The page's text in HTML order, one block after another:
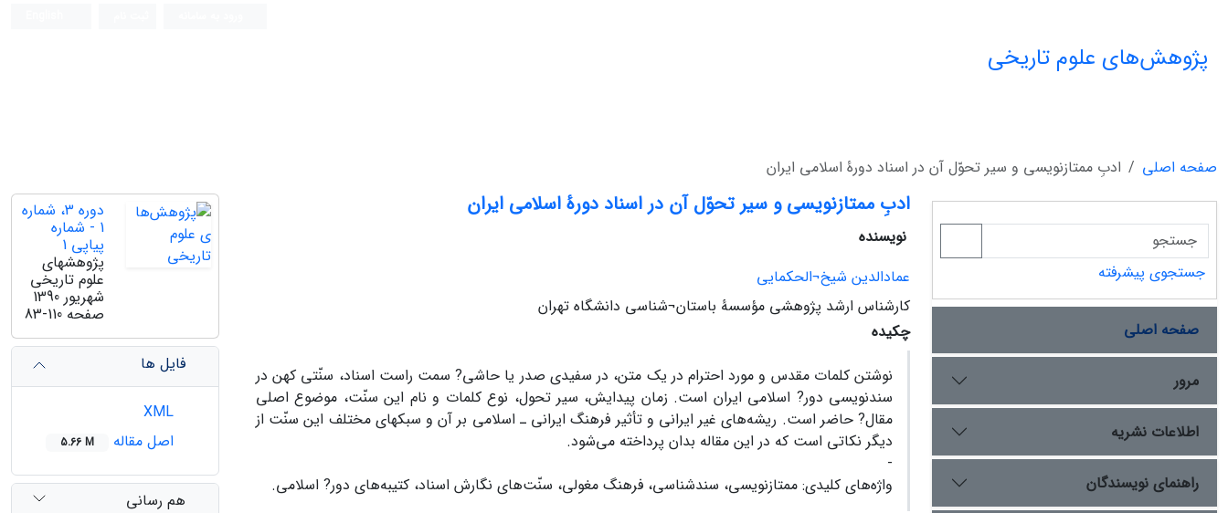
پژوهش‌های علوم تاریخی
صفحه اصلی ادبِ ممتازنویسی و سیر تحوّل آن در اسناد ‌دورۀ اسلامی ایران
ادبِ ممتازنویسی و سیر تحوّل آن در اسناد ‌دورۀ اسلامی ایران
نویسنده
عمادالدین شیخ¬الحکمایی
کارشناس ارشد پژوهشی مؤسسۀ باستان¬شناسی دانشگاه تهران
چکیده
نوشتن کلمات مقدس و مورد احترام در یک متن، در سفیدی صدر یا حاشی? سمت راست اسناد، سنّتی کهن در
سندنویسی دور? اسلامی ایران است. زمان پیدایش، سیر تحول، نوع کلمات و نام این سنّت، موضوع اصلی
مقال? حاضر است. ریشه‌های غیر ایرانی و تأثیر فرهنگ ایرانی ـ اسلامی بر آن و سبکهای مختلف این سنّت از
دیگر نکاتی است که در این مقاله بدان پرداخته می‌شود.
-
واژه‌های کلیدی: ممتازنویسی، سندشناسی، فرهنگ مغولی، سنّت‌های نگارش اسناد، کتیبه‌های دور? اسلامی.
دوره 3، شماره
1 - شماره
پیاپی 1
پژوهشهای
علوم تاریخی
شهریور 1390
صفحه 83-110
فایل ها
اصل مقاله
5.66 M
هم رسانی
جستجوی پیشرفته
صفحه اصلی
مرور
اطلاعات نشریه
راهنمای نویسندگان